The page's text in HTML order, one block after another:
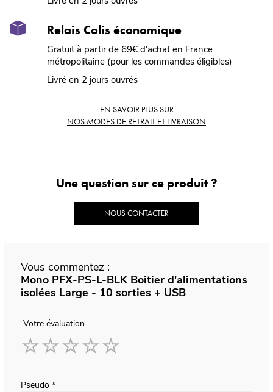
Relais Colis économique
Gratuit à partir de 69€ d'achat en France
métropolitaine (pour les commandes éligibles)
Livré en 2 jours ouvrés
EN SAVOIR PLUS SUR
NOS MODES DE RETRAIT ET LIVRAISON
Une question sur ce produit ?
NOUS CONTACTER
Vous commentez :
Mono PFX-PS-L-BLK Boitier d'alimentations
isolées Large - 10 sorties + USB
Votre évaluation
Pseudo